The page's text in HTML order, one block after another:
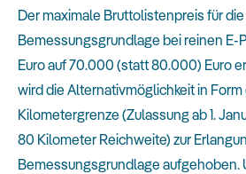
Der maximale Bruttolistenpreis für
Bemessungsgrundlage bei reinen E-
Euro auf 70.000 (statt 80.000) Euro
wird die Alternativmöglichkeit in
Kilometergrenze (Zulassung ab 1.
80 Kilometer Reichweite) zur
Bemessungsgrundlage aufgehoben.